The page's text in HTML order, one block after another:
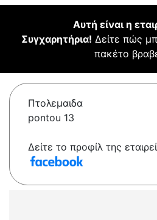
Αυτή είναι η
Συγχαρητήρια! Δείτε πώς
πακέτο
Πτολεμαιδα
pontou 13
Δείτε το προφίλ της